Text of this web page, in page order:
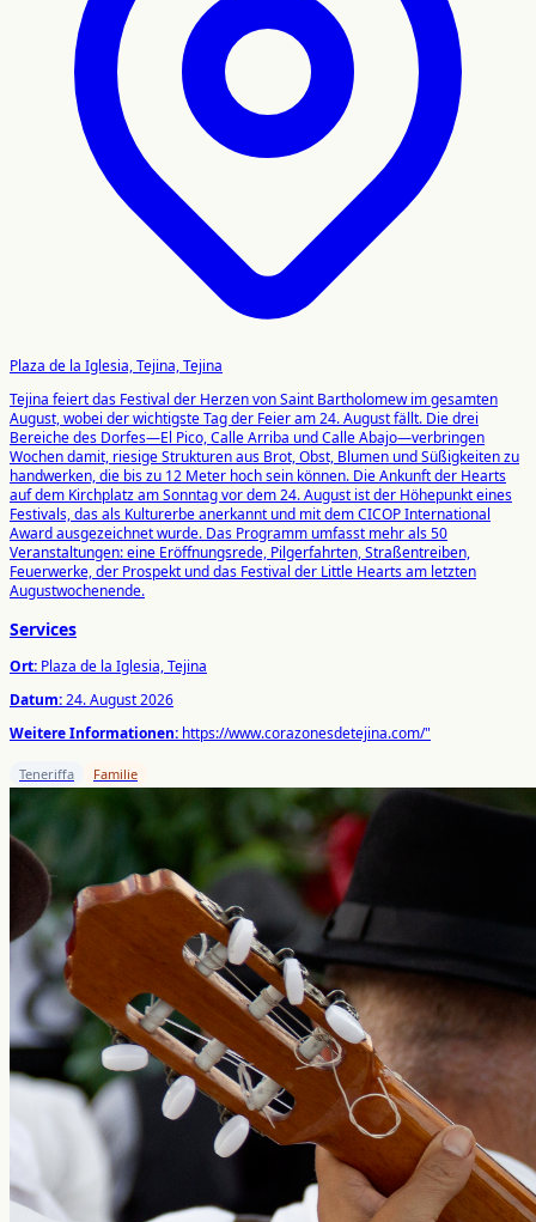
Plaza de la Iglesia, Tejina, Tejina
Tejina feiert das Festival der Herzen von Saint Bartholomew im gesamten
August, wobei der wichtigste Tag der Feier am 24. August fällt. Die drei
Bereiche des Dorfes—El Pico, Calle Arriba und Calle Abajo—verbringen
Wochen damit, riesige Strukturen aus Brot, Obst, Blumen und Süßigkeiten zu
handwerken, die bis zu 12 Meter hoch sein können. Die Ankunft der Hearts
auf dem Kirchplatz am Sonntag vor dem 24. August ist der Höhepunkt eines
Festivals, das als Kulturerbe anerkannt und mit dem CICOP International
Award ausgezeichnet wurde. Das Programm umfasst mehr als 50
Veranstaltungen: eine Eröffnungsrede, Pilgerfahrten, Straßentreiben,
Feuerwerke, der Prospekt und das Festival der Little Hearts am letzten
Augustwochenende.
Services
Ort: Plaza de la Iglesia, Tejina
Datum:24. August 2026
Weitere Informationen: https://www.corazonesdetejina.com/"
Teneriffa Familie